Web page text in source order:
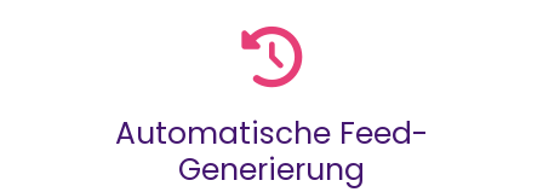
Automatische Feed-
Generierung